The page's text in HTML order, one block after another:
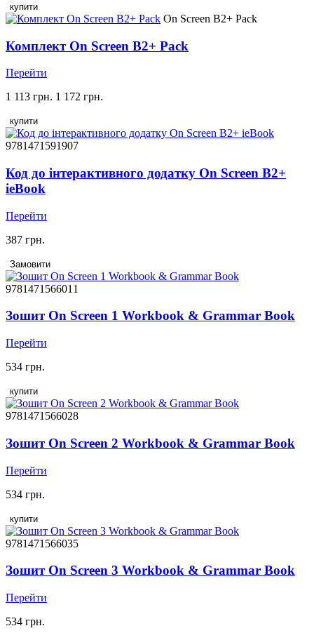
купити
On Screen B2+ Pack
Комплект On Screen B2+ Pack
Перейти
1 113 грн. 1 172 грн.
купити
9781471591907
Код до інтерактивного додатку On Screen B2+
ieBook
Перейти
387 грн.
Замовити
9781471566011
Зошит On Screen 1 Workbook & Grammar Book
Перейти
534 грн.
купити
9781471566028
Зошит On Screen 2 Workbook & Grammar Book
Перейти
534 грн.
купити
9781471566035
Зошит On Screen 3 Workbook & Grammar Book
Перейти
534 грн.